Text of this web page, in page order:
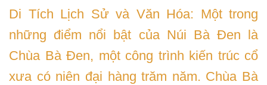
Di Tích Lịch Sử và Văn Hóa: Một trong
những điểm nổi bật của Núi Bà Đen là
Chùa Bà Đen, một công trình kiến trúc cổ
xưa có niên đại hàng trăm năm. Chùa Bà